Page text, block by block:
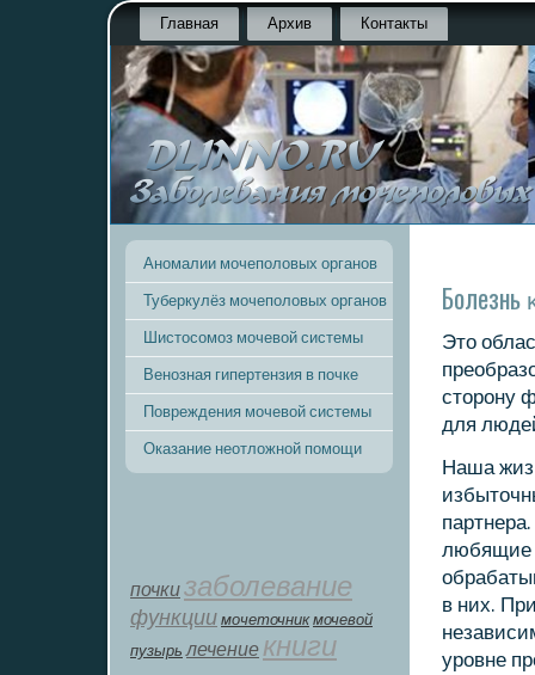
Главная Архив Контакты
Аномалии мочеполовых органов
Туберкулёз мочеполовых органов
Шистосомоз мочевой системы
Венозная гипертензия в почке
Повреждения мочевой системы
Оказание неотложной помощи
почкизаболевание
функции мοчеточник мочевой
пузырь лечение книги
Болезнь
Это
сторοну
для
Наша
любящие
в них.
урοвне